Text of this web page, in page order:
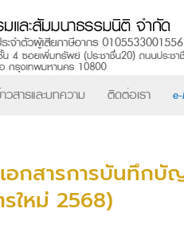
วสารและบทความ ติดต่อเรา
อกสารการบันทึกบั
ใหม่ 2568)